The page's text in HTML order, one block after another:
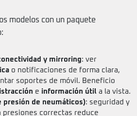
modelos con un paquete
y mirroring: ver
o notificaciones de forma clara,
soportes de móvil. Beneficio
e información útil a la vista.
presión de neumáticos): seguridad y
presiones correctas reduce